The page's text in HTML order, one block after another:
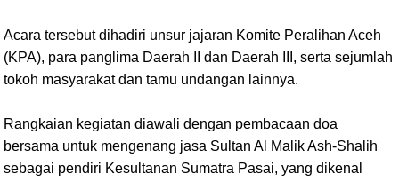
Acara tersebut dihadiri unsur jajaran Komite Peralihan Aceh
(KPA), para panglima Daerah II dan Daerah III, serta sejumlah
tokoh masyarakat dan tamu undangan lainnya.
Rangkaian kegiatan diawali dengan pembacaan doa
bersama untuk mengenang jasa Sultan Al Malik Ash-Shalih
sebagai pendiri Kesultanan Sumatra Pasai, yang dikenal